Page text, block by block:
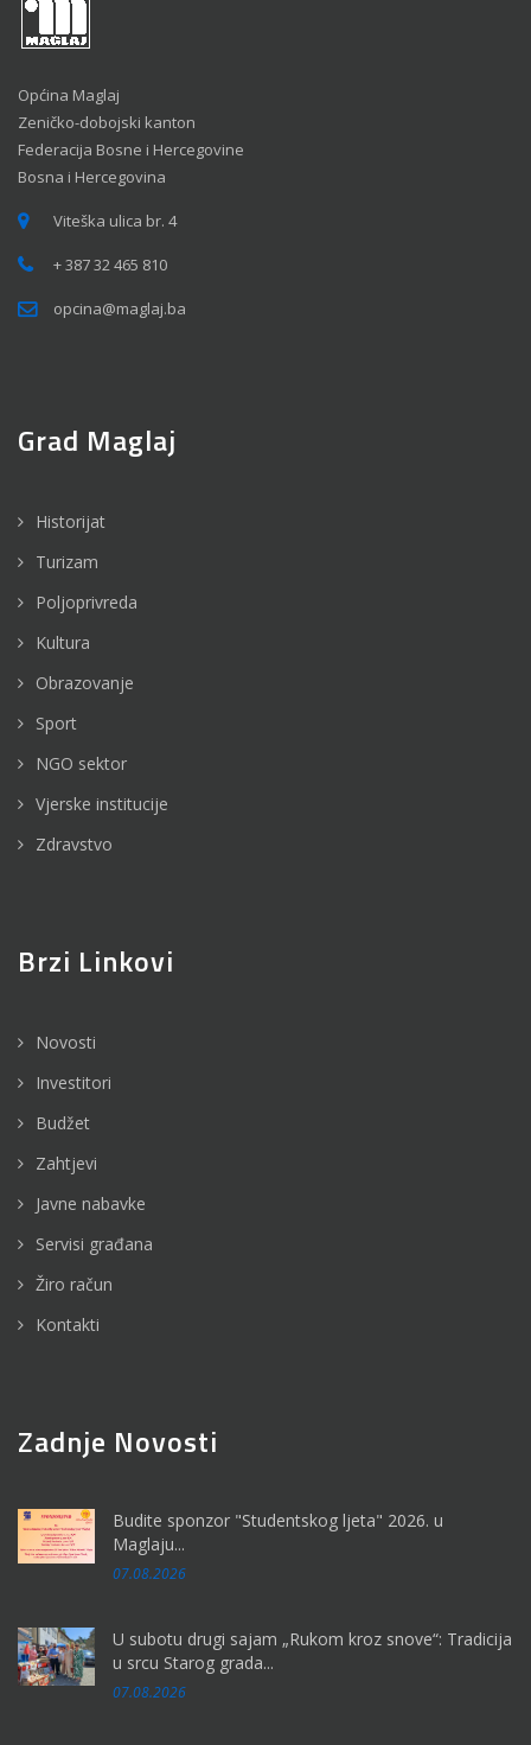
Općina Maglaj
Zeničko-dobojski kanton
Federacija Bosne i Hercegovine
Bosna i Hercegovina
Viteška ulica br. 4
+ 387 32 465 810
opcina@maglaj.ba
Grad Maglaj
Historijat
Turizam
Poljoprivreda
Kultura
Obrazovanje
Sport
NGO sektor
Vjerske institucije
Zdravstvo
Brzi Linkovi
Novosti
Investitori
Budžet
Zahtjevi
Javne nabavke
Servisi građana
Žiro račun
Kontakti
Zadnje Novosti
Budite sponzor "Studentskog ljeta" 2026. u
Maglaju...
07.08.2026
U subotu drugi sajam „Rukom kroz snove“: Tradicija
u srcu Starog grada...
07.08.2026